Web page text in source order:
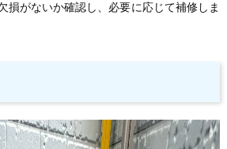
損がないか確認し、必要に応じて補修しま